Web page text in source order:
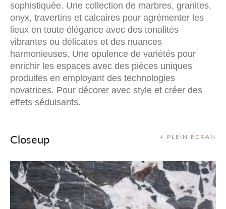
sophistiquée. Une collection de marbres, granites,
onyx, travertins et calcaires pour agrémenter les
lieux en toute élégance avec des tonalités
vibrantes ou délicates et des nuances
harmonieuses. Une opulence de variétés pour
enrichir les espaces avec des pièces uniques
produites en employant des technologies
novatrices. Pour décorer avec style et créer des
effets séduisants.
+ PLEIN ÉCRAN
Closeup